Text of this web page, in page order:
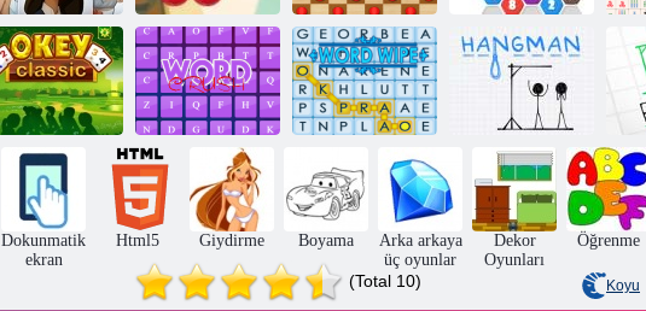
Büyü
Bubble atıcı
destan 2
Dama Klasik 2020 Connect
Okey Klasik Kelime Ezmek Kelime Sil Cellat
Dokunmatik
ekran
Html5 Giydirme Boyama
Arka arkaya
üç oyunlar
Dekor
Oyunları
Öğrenme
(Total 10) Koyu